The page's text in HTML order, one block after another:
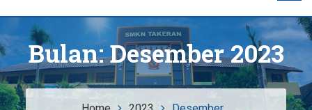
Bulan:Desember 2023